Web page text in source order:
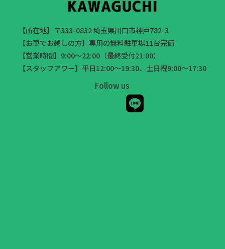
【所在地】〒333-0832 埼玉県川口市神戸782-3
【お車でお越しの方】専用の無料駐車場11台完備
【営業時間】9:00～22:00（最終受付21:00）
【スタッフアワー】平日12:00～19:30、土日祝9:00～17:30
Follow us